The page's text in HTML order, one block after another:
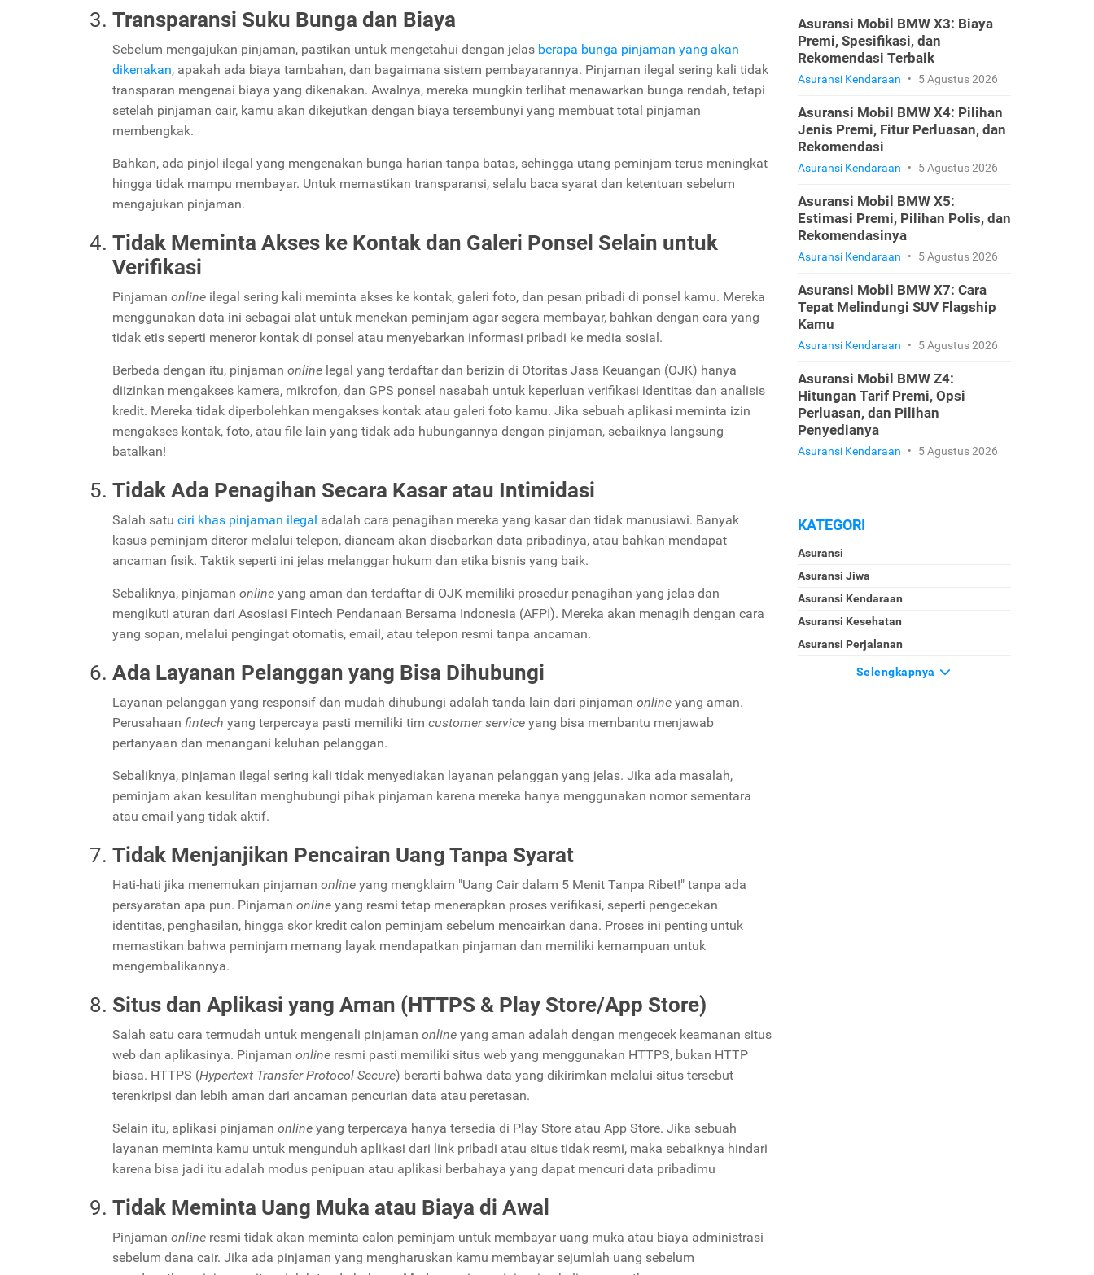
Transparansi Suku Bunga dan Biaya
Sebelum mengajukan pinjaman, pastikan untuk mengetahui dengan jelas berapa bunga pinjaman yang akan
dikenakan, apakah ada biaya tambahan, dan bagaimana sistem pembayarannya. Pinjaman ilegal sering kali tidak
transparan mengenai biaya yang dikenakan. Awalnya, mereka mungkin terlihat menawarkan bunga rendah, tetapi
setelah pinjaman cair, kamu akan dikejutkan dengan biaya tersembunyi yang membuat total pinjaman
membengkak.
Bahkan, ada pinjol ilegal yang mengenakan bunga harian tanpa batas, sehingga utang peminjam terus meningkat
hingga tidak mampu membayar. Untuk memastikan transparansi, selalu baca syarat dan ketentuan sebelum
mengajukan pinjaman.
Tidak Meminta Akses ke Kontak dan Galeri Ponsel Selain untuk
Verifikasi
Pinjaman online ilegal sering kali meminta akses ke kontak, galeri foto, dan pesan pribadi di ponsel kamu. Mereka
menggunakan data ini sebagai alat untuk menekan peminjam agar segera membayar, bahkan dengan cara yang
tidak etis seperti meneror kontak di ponsel atau menyebarkan informasi pribadi ke media sosial.
Berbeda dengan itu, pinjaman online legal yang terdaftar dan berizin di Otoritas Jasa Keuangan (OJK) hanya
diizinkan mengakses kamera, mikrofon, dan GPS ponsel nasabah untuk keperluan verifikasi identitas dan analisis
kredit. Mereka tidak diperbolehkan mengakses kontak atau galeri foto kamu. Jika sebuah aplikasi meminta izin
mengakses kontak, foto, atau file lain yang tidak ada hubungannya dengan pinjaman, sebaiknya langsung
batalkan!
Tidak Ada Penagihan Secara Kasar atau Intimidasi
Salah satu ciri khas pinjaman ilegal adalah cara penagihan mereka yang kasar dan tidak manusiawi. Banyak
kasus peminjam diteror melalui telepon, diancam akan disebarkan data pribadinya, atau bahkan mendapat
ancaman fisik. Taktik seperti ini jelas melanggar hukum dan etika bisnis yang baik.
Sebaliknya, pinjaman online yang aman dan terdaftar di OJK memiliki prosedur penagihan yang jelas dan
mengikuti aturan dari Asosiasi Fintech Pendanaan Bersama Indonesia (AFPI). Mereka akan menagih dengan cara
yang sopan, melalui pengingat otomatis, email, atau telepon resmi tanpa ancaman.
Ada Layanan Pelanggan yang Bisa Dihubungi
Layanan pelanggan yang responsif dan mudah dihubungi adalah tanda lain dari pinjaman online yang aman.
Perusahaan fintech yang terpercaya pasti memiliki tim customer service yang bisa membantu menjawab
pertanyaan dan menangani keluhan pelanggan.
Sebaliknya, pinjaman ilegal sering kali tidak menyediakan layanan pelanggan yang jelas. Jika ada masalah,
peminjam akan kesulitan menghubungi pihak pinjaman karena mereka hanya menggunakan nomor sementara
atau email yang tidak aktif.
Tidak Menjanjikan Pencairan Uang Tanpa Syarat
Hati-hati jika menemukan pinjaman online yang mengklaim "Uang Cair dalam 5 Menit Tanpa Ribet!" tanpa ada
persyaratan apa pun. Pinjaman online yang resmi tetap menerapkan proses verifikasi, seperti pengecekan
identitas, penghasilan, hingga skor kredit calon peminjam sebelum mencairkan dana. Proses ini penting untuk
memastikan bahwa peminjam memang layak mendapatkan pinjaman dan memiliki kemampuan untuk
mengembalikannya.
Situs dan Aplikasi yang Aman (HTTPS & Play Store/App Store)
Salah satu cara termudah untuk mengenali pinjaman online yang aman adalah dengan mengecek keamanan situs
web dan aplikasinya. Pinjaman online resmi pasti memiliki situs web yang menggunakan HTTPS, bukan HTTP
biasa. HTTPS (Hypertext Transfer Protocol Secure) berarti bahwa data yang dikirimkan melalui situs tersebut
terenkripsi dan lebih aman dari ancaman pencurian data atau peretasan.
Selain itu, aplikasi pinjaman online yang terpercaya hanya tersedia di Play Store atau App Store. Jika sebuah
layanan meminta kamu untuk mengunduh aplikasi dari link pribadi atau situs tidak resmi, maka sebaiknya hindari
karena bisa jadi itu adalah modus penipuan atau aplikasi berbahaya yang dapat mencuri data pribadimu
Tidak Meminta Uang Muka atau Biaya di Awal
Pinjaman online resmi tidak akan meminta calon peminjam untuk membayar uang muka atau biaya administrasi
sebelum dana cair. Jika ada pinjaman yang mengharuskan kamu membayar sejumlah uang sebelum
Asuransi Mobil BMW X3: Biaya
Premi, Spesifikasi, dan
Rekomendasi Terbaik
Asuransi Kendaraan • 5 Agustus 2026
Asuransi Mobil BMW X4: Pilihan
Jenis Premi, Fitur Perluasan, dan
Rekomendasi
Asuransi Kendaraan • 5 Agustus 2026
Asuransi Mobil BMW X5:
Estimasi Premi, Pilihan Polis, dan
Rekomendasinya
Asuransi Kendaraan • 5 Agustus 2026
Asuransi Mobil BMW X7: Cara
Tepat Melindungi SUV Flagship
Kamu
Asuransi Kendaraan • 5 Agustus 2026
Asuransi Mobil BMW Z4:
Hitungan Tarif Premi, Opsi
Perluasan, dan Pilihan
Penyedianya
Asuransi Kendaraan • 5 Agustus 2026
KATEGORI
Asuransi
Asuransi Jiwa
Asuransi Kendaraan
Asuransi Kesehatan
Asuransi Perjalanan
Selengkapnya